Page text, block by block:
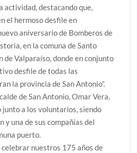
actividad, destacando que,
el hermoso desfile en
aniversario de Bomberos de
en la comuna de Santo
de Valparaíso, donde en conjunto
desfile de todas las
la provincia de San Antonio”.
de San Antonio, Omar Vera,
junto a los voluntarios, siendo
y una de sus compañías del
puerto.
celebrar nuestros 175 años de